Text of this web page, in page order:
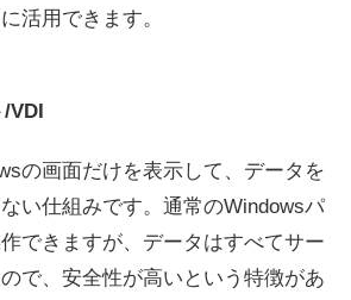
活用できます。
VDI
の画面だけを表示して、データを
い仕組みです。通常のWindowsパ
できますが、データはすべてサー
で、安全性が高いという特徴があ